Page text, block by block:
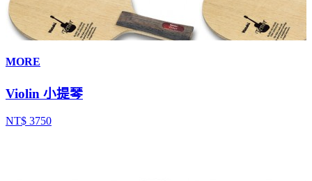
MORE
Violin 小提琴
NT$ 3750